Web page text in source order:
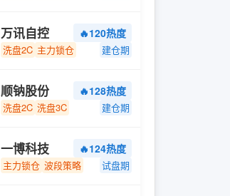
万讯自控 🔥120热度
洗盘2C 主力锁仓 建仓期
顺钠股份 🔥128热度
洗盘2C 洗盘3C 建仓期
一博科技 🔥124热度
主力锁仓 波段策略 试盘期